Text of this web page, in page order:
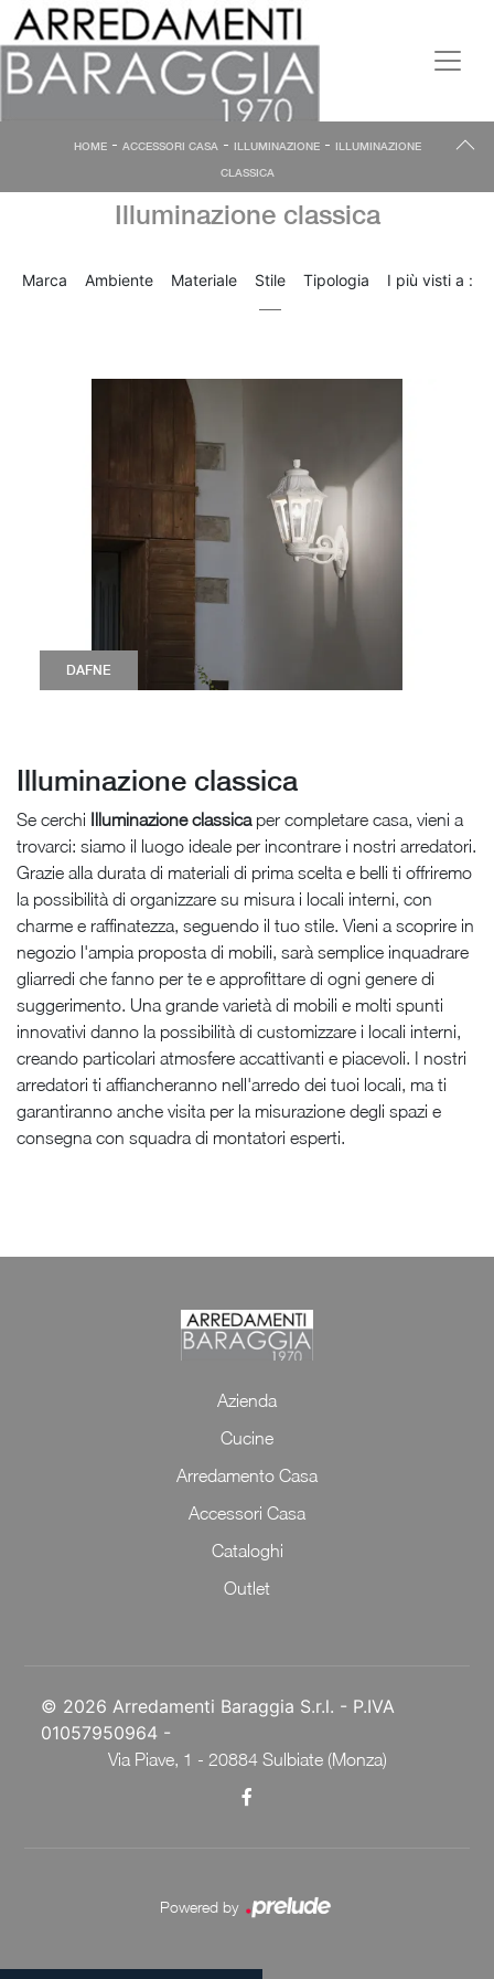
HOME- ACCESSORI CASA - ILLUMINAZIONE- ILLUMINAZIONE
CLASSICA
Illuminazione classica
Marca Ambiente Materiale Stile Tipologia I più visti a :
DAFNE
Illuminazione classica
Se cerchi Illuminazione classicaper completare casa, vieni a
trovarci: siamo il luogo ideale per incontrare i nostri arredatori.
Grazie alla durata di materiali di prima scelta e belli ti offriremo
la possibilità di organizzare su misura i locali interni, con
charme e raffinatezza, seguendo il tuo stile. Vieni a scoprire in
negozio l'ampia proposta di mobili, sarà semplice inquadrare
gliarredi che fanno per te e approfittare di ogni genere di
suggerimento. Una grande varietà di mobili e molti spunti
innovativi danno la possibilità di customizzare i locali interni,
creando particolari atmosfere accattivanti e piacevoli. I nostri
arredatori ti affiancheranno nell'arredo dei tuoi locali, ma ti
garantiranno anche visita per la misurazione degli spazi e
consegna con squadra di montatori esperti.
Azienda
Cucine
Arredamento Casa
Accessori Casa
Cataloghi
Outlet
© 2026 Arredamenti Baraggia S.r.l. - P.IVA
01057950964 -
Via Piave, 1 - 20884 Sulbiate (Monza)
Powered by